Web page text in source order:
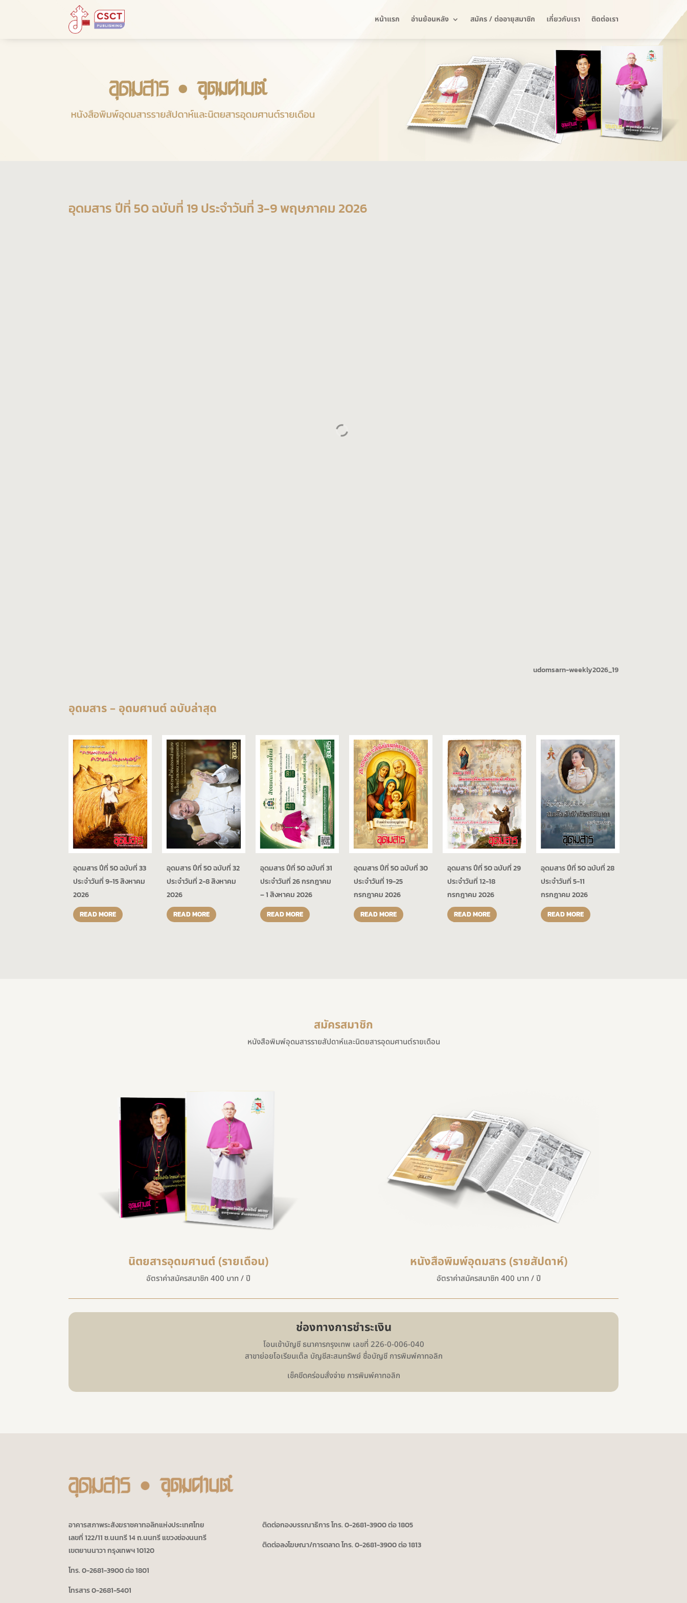
หน้าแรก อ่านย้อนหลัง สมัคร / ต่ออายุสมาชิก เกี่ยวกับเรา ติดต่อเรา
อุดมสาร ปีที่ 50 ฉบับที่ 19 ประจำวันที่ 3-9 พฤษภาคม 2026
udomsarn-weekly2026_19
อุดมสาร – อุดมศานต์ ฉบับล่าสุด
อุดมสาร ปีที่ 50 ฉบับที่ 33
ประจำวันที่ 9-15 สิงหาคม
2026
READ MORE
อุดมสาร ปีที่ 50 ฉบับที่ 32
ประจำวันที่ 2-8 สิงหาคม
2026
READ MORE
อุดมสาร ปีที่ 50 ฉบับที่ 31
ประจำวันที่ 26 กรกฎาคม
– 1 สิงหาคม 2026
READ MORE
อุดมสาร ปีที่ 50 ฉบับที่ 30
ประจำวันที่ 19-25
กรกฎาคม 2026
READ MORE
อุดมสาร ปีที่ 50 ฉบับที่ 29
ประจำวันที่ 12-18
กรกฎาคม 2026
READ MORE
อุดมสาร ปีที่ 50 ฉบับที่ 28
ประจำวันที่ 5-11
กรกฎาคม 2026
READ MORE
สมัครสมาชิก
หนังสือพิมพ์อุดมสารรายสัปดาห์และนิตยสารอุดมศานต์รายเดือน
นิตยสารอุดมศานต์ (รายเดือน)
อัตราค่าสมัครสมาชิก 400 บาท / ปี
หนังสือพิมพ์อุดมสาร (รายสัปดาห์)
อัตราค่าสมัครสมาชิก 400 บาท / ปี
ช่องทางการชำระเงิน
โอนเข้าบัญชี ธนาคารกรุงเทพ เลขที่ 226-0-006-040
สาขาย่อยโอเรียนเต็ล บัญชีสะสมทรัพย์ ชื่อบัญชี การพิมพ์คาทอลิก
เช็คขีดคร่อมสั่งจ่าย การพิมพ์คาทอลิก
อาคารสภาพระสังฆราชคาทอลิกแห่งประเทศไทย
เลขที่ 122/11 ซ.นนทรี 14 ถ.นนทรี แขวงช่องนนทรี
เขตยานนาวา กรุงเทพฯ 10120
โทร. 0-2681-3900 ต่อ 1801
โทรสาร 0-2681-5401
ติดต่อกองบรรณาธิการ โทร. 0-2681-3900 ต่อ 1805
ติดต่อลงโฆษณา/การตลาด โทร. 0-2681-3900 ต่อ 1813